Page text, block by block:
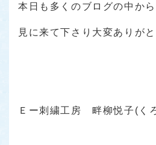
本日も多くのブログの中から
見に来て下さり大変ありが
Ｅー刺繍工房 畔柳悦子(く